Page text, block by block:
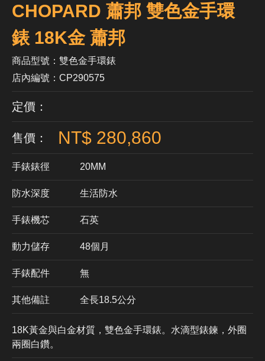
CHOPARD 蕭邦 雙色金手環
錶 18K金 蕭邦
商品型號：雙色金手環錶
店內編號：CP290575
定價：
售價： NT$ 280,860
手錶錶徑 20MM
防水深度 生活防水
手錶機芯 ​石英
動力儲存 48個月
手錶配件 無
其他備註 全長18.5公分
18K黃金與白金材質，雙色金手環錶。水滴型錶鍊，外圈
兩圈白鑽。